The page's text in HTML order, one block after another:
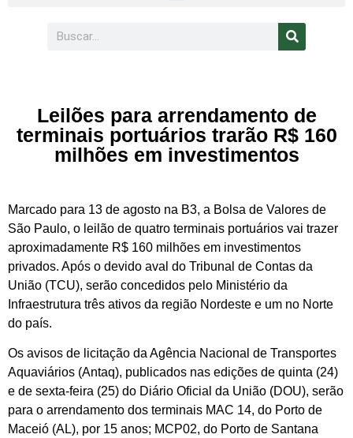
Leilões para arrendamento de
terminais portuários trarão R$ 160
milhões em investimentos
Marcado para 13 de agosto na B3, a Bolsa de Valores de
São Paulo, o leilão de quatro terminais portuários vai trazer
aproximadamente R$ 160 milhões em investimentos
privados. Após o devido aval do Tribunal de Contas da
União (TCU), serão concedidos pelo Ministério da
Infraestrutura três ativos da região Nordeste e um no Norte
do país.
Os avisos de licitação da Agência Nacional de Transportes
Aquaviários (Antaq), publicados nas edições de quinta (24)
e de sexta-feira (25) do Diário Oficial da União (DOU), serão
para o arrendamento dos terminais MAC 14, do Porto de
Maceió (AL), por 15 anos; MCP02, do Porto de Santana